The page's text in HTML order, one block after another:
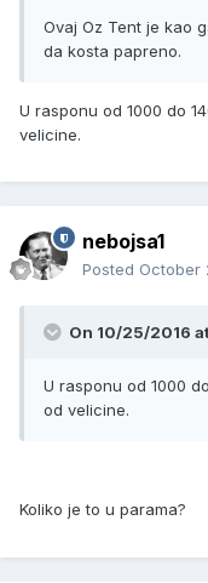
Ovaj Oz Tent je kao
da kosta papreno.
U rasponu od 1000 do
velicine.
nebojsa1
Posted October
On 10/25/2016
U rasponu od 1000
od velicine.
Koliko je to u parama?